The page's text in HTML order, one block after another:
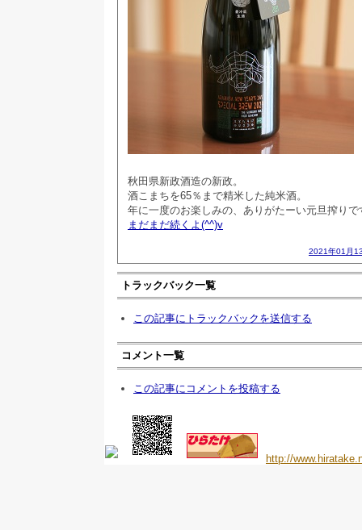
秋田県新政酒造の新政。
酒こまちを65％まで精米した純米酒。
年に一度のお楽しみの、ありがたーい元旦搾りで
まだまだ続くよ(^^)v
2021年01月
トラックバック一覧
この記事にトラックバックを送信する
コメント一覧
この記事にコメントを投稿する
http://